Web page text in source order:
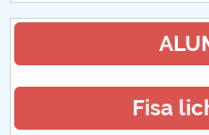
Fisa